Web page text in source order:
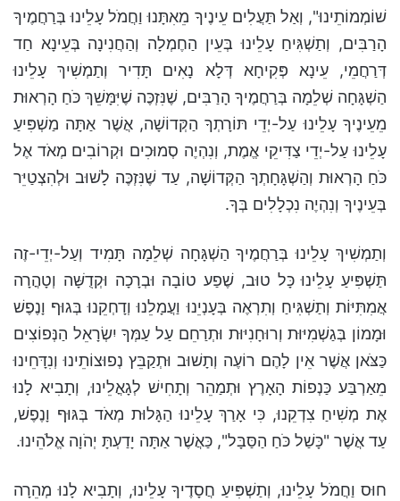
שׁוֹמְמוֹתֵינוּ", וְאַל תַּעֲלִים עֵינֶיךָ מֵאִתָּנוּ וַחֲמֹל עָלֵינוּ בְּרַחֲמֶיךָ
הָרַבִּים, וְתַשְׁגִּיחַ עָלֵינוּ בְּעֵין הַחֶמְלָה וְהַחֲנִינָה בְּעֵינָא חַד
דְּרַחֲמֵי, עֵינָא פְּקִיחָא דְּלָא נָאִים תָּדִיר וְתַמְשִׁיךְ עָלֵינוּ
הַשְׁגָּחָה שְׁלֵמָה בְּרַחֲמֶיךָ הָרַבִּים, שֶׁנִּזְכֶּה שֶׁיִּמָּשֵׁךְ כֹּחַ הָרְאוּת
מֵעֵינֶיךָ עָלֵינוּ עַל-יְדֵי תּוֹרָתְךָ הַקְּדוֹשָׁה, אֲשֶׁר אַתָּה מַשְׁפִּיעַ
עָלֵינוּ עַל-יְדֵי צַדִּיקֵי אֱמֶת, וְנִהְיֶה סְמוּכִים וּקְרוֹבִים מְאֹד אֶל
כֹּחַ הָרְאוּת וְהַשְׁגָּחָתְךָ הַקְּדוֹשָׁה, עַד שֶׁנִּזְכֶּה לָשׁוּב וּלְהִצְטַיֵּר
בְּעֵינֶיךָ וְנִהְיֶה נִכְלָלִים בְּךָ.
וְתַמְשִׁיךְ עָלֵינוּ בְּרַחֲמֶיךָ הַשְׁגָּחָה שְׁלֵמָה תָּמִיד וְעַל-יְדֵי-זֶה
תַּשְׁפִּיעַ עָלֵינוּ כָּל טוּב, שֶׁפַע טוֹבָה וּבְרָכָה וּקְדֻשָּׁה וְטָהֳרָה
אֲמִתִּיּוֹת וְתַשְׁגִּיחַ וְתִרְאֶה בְּעָנְיֵנוּ וַעֲמָלֵנוּ וְדָחְקֵנוּ בְּגוּף וָנֶפֶשׁ
וּמָמוֹן בְּגַשְׁמִיּוּת וְרוּחָנִיּוּת וּתְרַחֵם עַל עַמְּךָ יִשְׂרָאֵל הַנְּפוֹצִים
כַּצֹּאן אֲשֶׁר אֵין לָהֶם רוֹעֶה וְתָשׁוּב וּתְקַבֵּץ נְפוּצוֹתֵינוּ וְנִדָּחֵינוּ
מֵאַרְבַּע כַּנְפוֹת הָאָרֶץ וּתְמַהֵר וְתָחִישׁ לְגָאֳלֵינוּ, וְתָבִיא לָנוּ
אֶת מְשִׁיחַ צִדְקֵנוּ, כִּי אָרַךְ עָלֵינוּ הַגָּלוּת מְאֹד בְּגּוּף וָנֶפֶשׁ,
עַד אֲשֶׁר "כָּשַׁל כֹּחַ הַסַּבָּל", כַּאֲשֶׁר אַתָּה יָדַעְתָּ יְהֹוָה אֱלֹהֵינוּ.
חוּס וַחֲמֹל עָלֵינוּ, וְתַשְׁפִּיעַ חֲסָדֶיךָ עָלֵינוּ, וְתָבִיא לָנוּ מְהֵרָה